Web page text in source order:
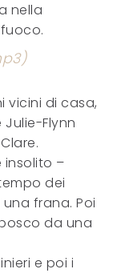
nella
vicini di casa,
Flynn
insolito –
dei
frana. Poi
da una
e poi i